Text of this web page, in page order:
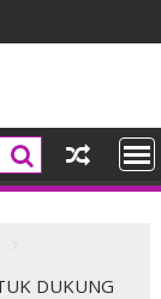
DUKUNG